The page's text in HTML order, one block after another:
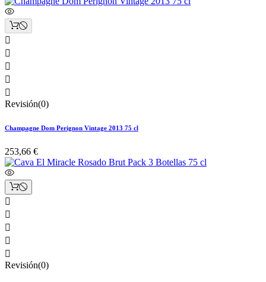





Revisión(0)
Champagne Dom Perignon Vintage 2013 75 cl
253,66 €





Revisión(0)